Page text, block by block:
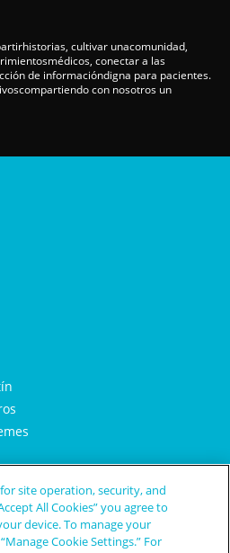
cultivar unacomunidad,
conectar a las
de informacióndigna para pacientes.
con nosotros un
site operation, security, and
All Cookies” you agree to
device. To manage your
Cookie Settings.” For